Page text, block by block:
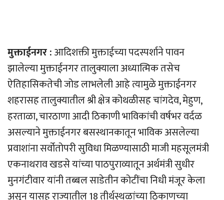
मुक्ताईनगर :आदिशक्ती मुक्ताईच्या पदस्पर्शाने पावन
झालेल्या मुक्ताईनगर तालुक्याला अध्यात्मिक तसेच
ऐतिहासिकतेची जोड लाभलेली आहे त्यामुळे मुक्ताईनगर
शहरासह तालुक्यातील श्री क्षेत्र कोथळीसह चांगदेव, मेहुण,
हरताळा, चारठाणा आदी ठिकाणी भाविकांची वर्षभर वर्दळ
असल्याने मुक्ताईनगर बसस्थानकातून भाविक असलेल्या
प्रवाशांना सर्वोतोपरी सुविधा मिळण्यासाठी माजी महसूलमंत्री
एकनाथराव खडसे यांच्या पाठपुराव्यातून अर्थमंत्री सुधीर
मुनगंटीवार यांनी तब्बल साडेतीन कोटींचा निधी मंजूर केला
असून यासह राज्यातील 18 तीर्थस्थळांच्या ठिकाणच्या